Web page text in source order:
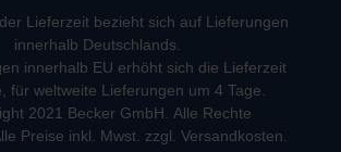
Lieferzeit bezieht sich auf Lieferungen
innerhalb Deutschlands.
innerhalb EU erhöht sich die Lieferzeit
für weltweite Lieferungen um 4 Tage.
2021 Becker GmbH. Alle Rechte
Preise inkl. Mwst. zzgl. Versandkosten.